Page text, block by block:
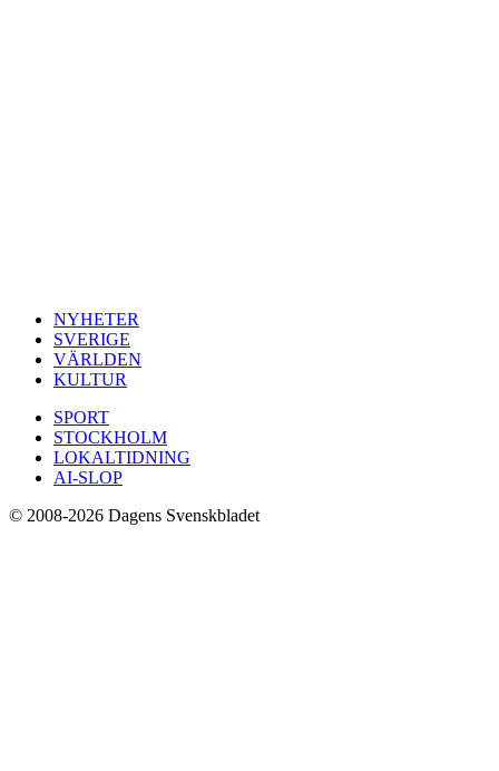
NYHETER
SVERIGE
VÄRLDEN
KULTUR
SPORT
STOCKHOLM
LOKALTIDNING
AI-SLOP
© 2008-2026 Dagens Svenskbladet